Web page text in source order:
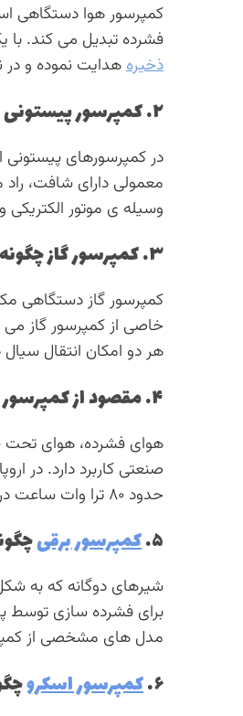
کمپرسور هوا دستگاهی
فشرده تبدیل می کند. با
ذخیرههدایت نموده و
۲. کمپرسور پیستونی چگونه کار می کند؟
در کمپرسورهای
معمولی دارای شافت،
وسیله ی موتور
۳. کمپرسور گاز چگونه کار می کند؟
کمپرسور گاز دستگاهی
خاصی از کمپرسور گاز
هر دو امکان انتقال سیال
۴. مقصود از کمپرسور هوا چیست؟
هوای فشرده، هوای تحت
حدود ۸۰ ترا وات ساعت در سال.
۵. کمپرسور برقی
شیرهای دوگانه که به
برای فشرده سازی
مدل های مشخصی از
۶. کمپرسور اسکرو